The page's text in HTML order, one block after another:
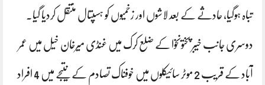
تباہ ہوگیا، حادثے کے بعد لاشوں اور زخمیوں کو ہسپتال منتقل کردیا گیا۔
دوسری جانب خیبر پختونخوا کے ضلع کرک میں غنڈی میرخان خیل میں عمر
آباد کے قریب 2 موٹر سائیکلوں میں خوفناک تصادم کے نتیجے میں 4 افراد